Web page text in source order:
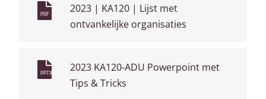
PDF
2023 | KA120 | Lijst met
ontvankelijke organisaties
PPTX
2023 KA120-ADU Powerpoint met
Tips & Tricks